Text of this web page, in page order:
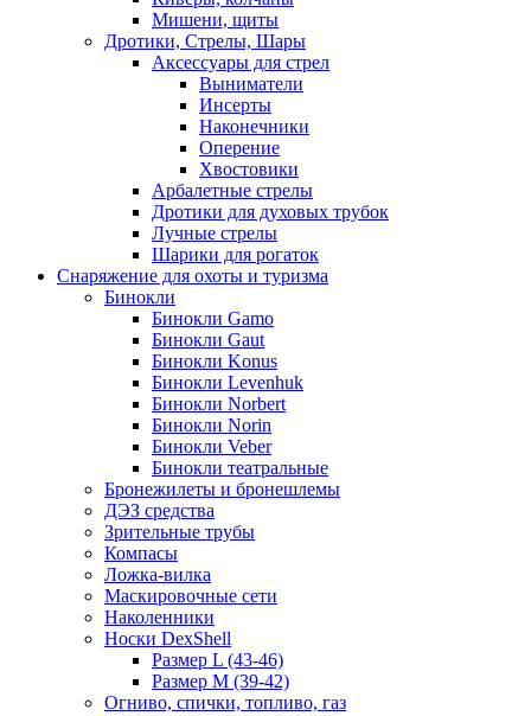
Мишени, щиты
Дротики, Стрелы, Шары
Аксессуары для стрел
Выниматели
Инсерты
Наконечники
Оперение
Хвостовики
Арбалетные стрелы
Дротики для духовых трубок
Лучные стрелы
Шарики для рогаток
Снаряжение для охоты и туризма
Бинокли
Бинокли Gamo
Бинокли Gaut
Бинокли Konus
Бинокли Levenhuk
Бинокли Norbert
Бинокли Norin
Бинокли Veber
Бинокли театральные
Бронежилеты и бронешлемы
ДЭЗ средства
Зрительные трубы
Компасы
Ложка-вилка
Маскировочные сети
Наколенники
Носки DexShell
Размер L (43-46)
Размер M (39-42)
Огниво, спички, топливо, газ